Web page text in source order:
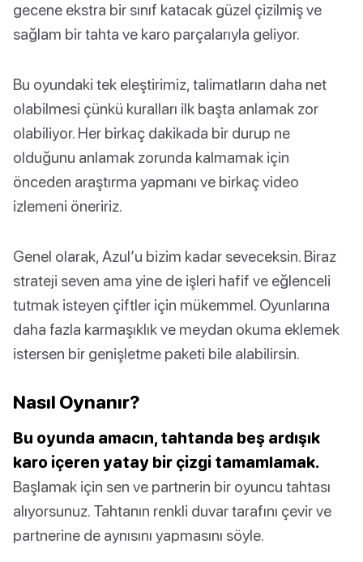
gecene ekstra bir sınıf katacak güzel çizilmiş ve
sağlam bir tahta ve karo parçalarıyla geliyor.
Bu oyundaki tek eleştirimiz, talimatların daha net
olabilmesi çünkü kuralları ilk başta anlamak zor
olabiliyor. Her birkaç dakikada bir durup ne
olduğunu anlamak zorunda kalmamak için
önceden araştırma yapmanı ve birkaç video
izlemeni öneririz.
Genel olarak, Azul’u bizim kadar seveceksin. Biraz
strateji seven ama yine de işleri hafif ve eğlenceli
tutmak isteyen çiftler için mükemmel. Oyunlarına
daha fazla karmaşıklık ve meydan okuma eklemek
istersen bir genişletme paketi bile alabilirsin.
Nasıl Oynanır?
Bu oyunda amacın, tahtanda beş ardışık
karo içeren yatay bir çizgi tamamlamak.
Başlamak için sen ve partnerin bir oyuncu tahtası
alıyorsunuz. Tahtanın renkli duvar tarafını çevir ve
partnerine de aynısını yapmasını söyle.